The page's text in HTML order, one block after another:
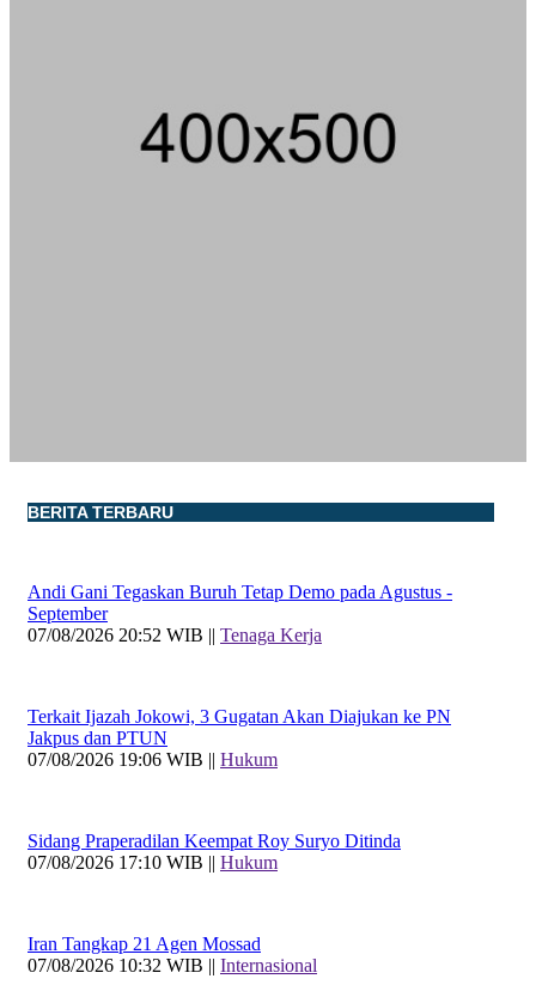
BERITA TERBARU
Andi Gani Tegaskan Buruh Tetap Demo pada Agustus -
September
07/08/2026 20:52 WIB || Tenaga Kerja
Terkait Ijazah Jokowi, 3 Gugatan Akan Diajukan ke PN
Jakpus dan PTUN
07/08/2026 19:06 WIB || Hukum
Sidang Praperadilan Keempat Roy Suryo Ditinda
07/08/2026 17:10 WIB || Hukum
Iran Tangkap 21 Agen Mossad
07/08/2026 10:32 WIB || Internasional